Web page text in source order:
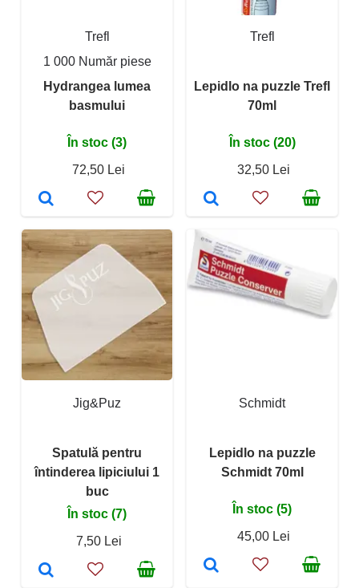
Trefl
1 000 Număr piese
Hydrangea lumea
basmului
În stoc (3)
72,50 Lei
Trefl
Lepidlo na puzzle Trefl
70ml
În stoc (20)
32,50 Lei
Jig&Puz
Spatulă pentru
întinderea lipiciului 1
buc
În stoc (7)
7,50 Lei
Schmidt
Lepidlo na puzzle
Schmidt 70ml
În stoc (5)
45,00 Lei